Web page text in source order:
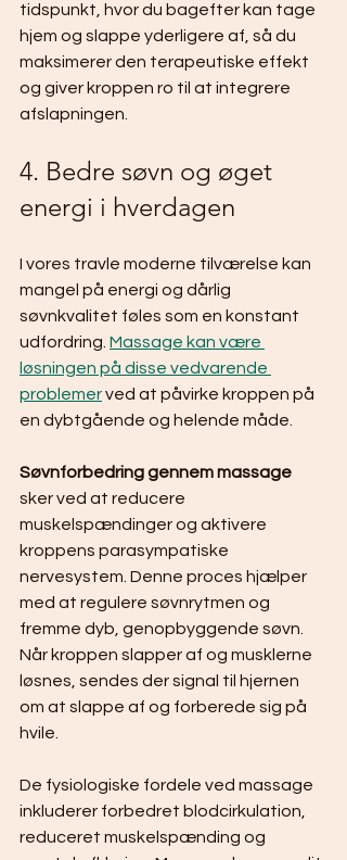
tidspunkt, hvor du bagefter kan tage
hjem og slappe yderligere af, så du
maksimerer den terapeutiske effekt
og giver kroppen ro til at integrere
afslapningen.
4. Bedre søvn og øget
energi i hverdagen
I vores travle moderne tilværelse kan
mangel på energi og dårlig
søvnkvalitet føles som en konstant
udfordring. Massage kan være
løsningen på disse vedvarende
problemer ved at påvirke kroppen på
en dybtgående og helende måde.
Søvnforbedring gennem massage
sker ved at reducere
muskelspændinger og aktivere
kroppens parasympatiske
nervesystem. Denne proces hjælper
med at regulere søvnrytmen og
fremme dyb, genopbyggende søvn.
Når kroppen slapper af og musklerne
løsnes, sendes der signal til hjernen
om at slappe af og forberede sig på
hvile.
De fysiologiske fordele ved massage
inkluderer forbedret blodcirkulation,
reduceret muskelspænding og